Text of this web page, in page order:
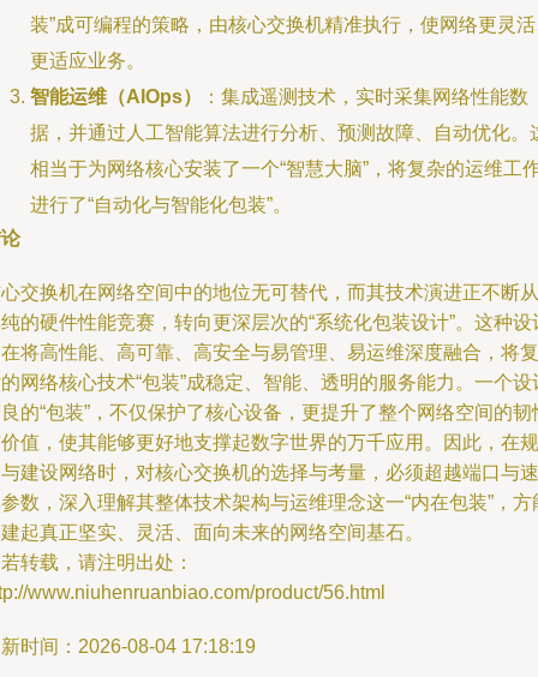
装”成可编程的策略，由核心交换机精准执行，使网络更灵
更适应业务。
智能运维（AIOps）
：集成遥测技术，实时采集网络性能数
据，并通过人工智能算法进行分析、预测故障、自动优化。
相当于为网络核心安装了一个“智慧大脑”，将复杂的运维工
进行了“自动化与智能化包装”。
交换机在网络空间中的地位无可替代，而其技术演进正不断从
的硬件性能竞赛，转向更深层次的“系统化包装设计”。这种设
将高性能、高可靠、高安全与易管理、易运维深度融合，将复
网络核心技术“包装”成稳定、智能、透明的服务能力。一个设
的“包装”，不仅保护了核心设备，更提升了整个网络空间的韧
值，使其能够更好地支撑起数字世界的万千应用。因此，在规
建设网络时，对核心交换机的选择与考量，必须超越端口与速
数，深入理解其整体技术架构与运维理念这一“内在包装”，方
起真正坚实、灵活、面向未来的网络空间基石。
转载，请注明出处：
www.niuhenruanbiao.com/product/56.html
时间：2026-08-04 17:18:19